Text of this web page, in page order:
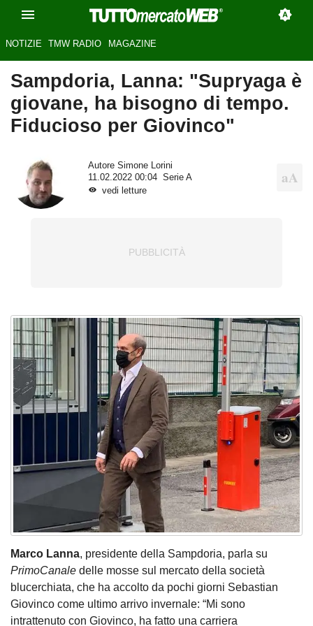
NOTIZIE TMW RADIO MAGAZINE
Sampdoria, Lanna: "Supryaga è
giovane, ha bisogno di tempo.
Fiducioso per Giovinco"
Autore Simone Lorini
11.02.2022 00:04
Serie A
vedi letture
Marco Lanna, presidente della Sampdoria, parla su
PrimoCanale delle mosse sul mercato della società
blucerchiata, che ha accolto da pochi giorni Sebastian
Giovinco come ultimo arrivo invernale: “Mi sono
intrattenuto con Giovinco, ha fatto una carriera